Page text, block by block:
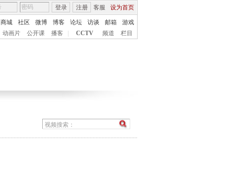
客服 设为首页
登录 注册
商城 社区 微博 博客 论坛 访谈 邮箱
游戏
动画片 公开课 播客 CCTV 频道 栏目